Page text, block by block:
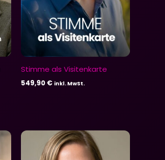
Stimme als Visitenkarte
549,90 € inkl. MwSt.